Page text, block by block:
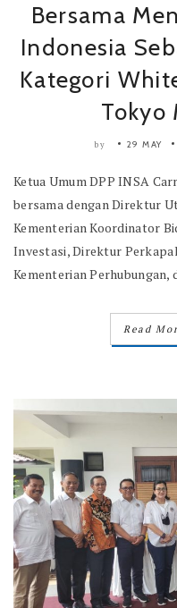
Bersama
Indonesia
Kategori
Tokyo
by 29 MAY
Ketua Umum DPP INSA
bersama dengan Direktur
Kementerian Koordinator
Investasi, Direktur
Kementerian Perhubungan,
Read